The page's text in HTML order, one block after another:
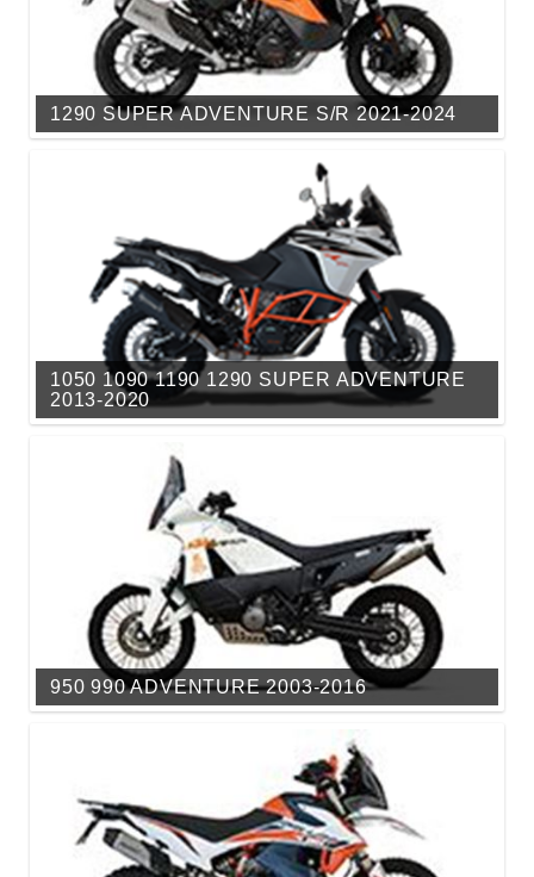
1290 SUPER ADVENTURE S/R 2021-2024
1050 1090 1190 1290 SUPER ADVENTURE
2013-2020
950 990 ADVENTURE 2003-2016